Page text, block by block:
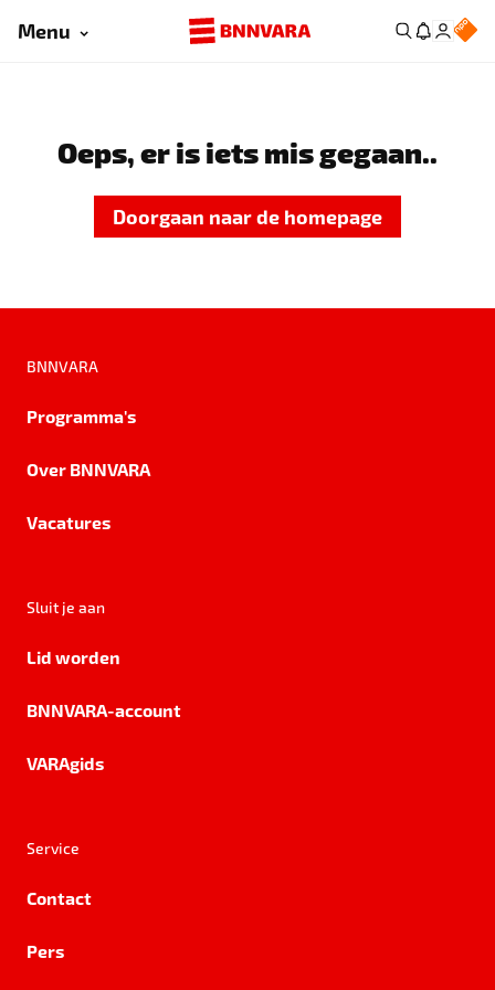
Menu
Oeps, er is iets mis gegaan..
Doorgaan naar de homepage
BNNVARA
Programma's
Over BNNVARA
Vacatures
Sluit je aan
Lid worden
BNNVARA-account
VARAgids
Service
Contact
Pers